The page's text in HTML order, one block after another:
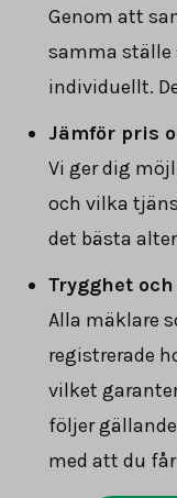
Genom att
samma ställe
individuellt.
Jämför pris
Vi ger dig
och vilka
det bästa
Trygghet
Alla mäklare
registrerade
vilket
följer
med att du